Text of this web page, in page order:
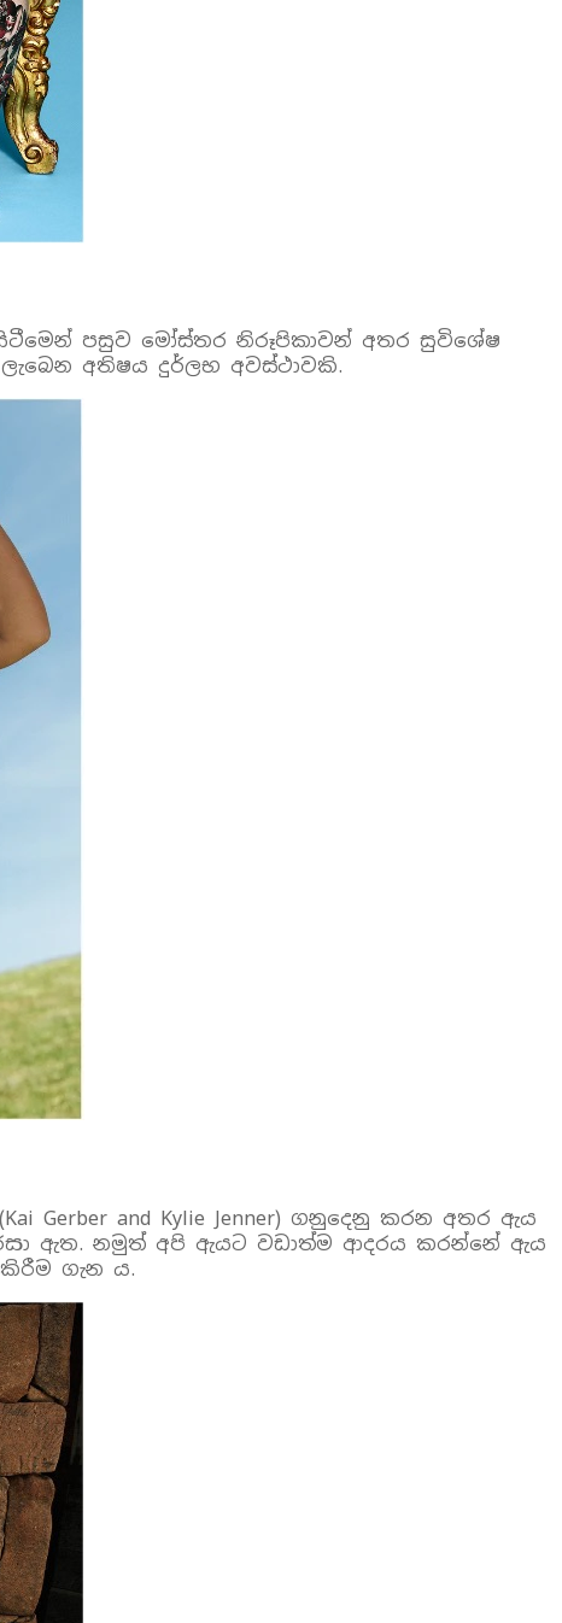
සිටීමෙන් පසුව මෝස්තර නිරූපිකාවන් අතර සුවිශේෂ
අතිෂය දුර්ලභ අවස්ථාවකි.
and Kylie Jenner) ගනුදෙනු කරන අතර ඇය
ඇත. නමුත් අපි ඇයට වඩාත්ම ආදරය කරන්නේ ඇය
ගැන ය.